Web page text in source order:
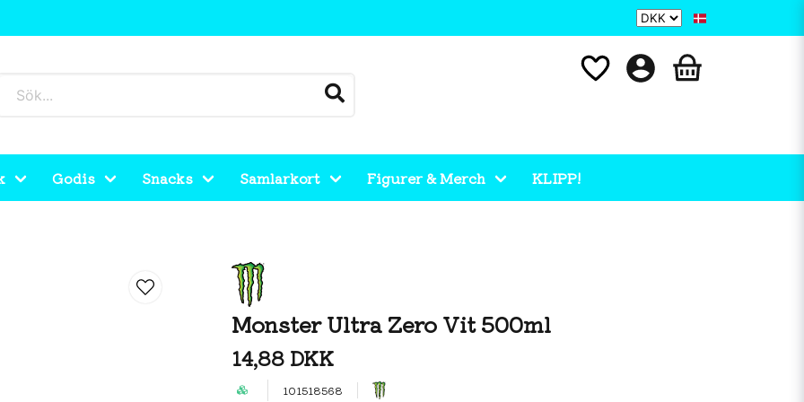
Godis Snacks Samlarkort Figurer & Merch KLIPP!
Monster Ultra Zero Vit 500ml
14,88 DKK
101518568